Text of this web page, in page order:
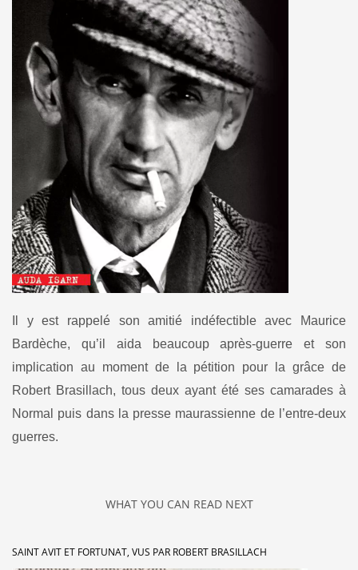
Il y est rappelé son amitié indéfectible avec Maurice
Bardèche, qu’il aida beaucoup après-guerre et son
implication au moment de la pétition pour la grâce de
Robert Brasillach, tous deux ayant été ses camarades à
Normal puis dans la presse maurassienne de l’entre-deux
guerres.
WHAT YOU CAN READ NEXT
SAINT AVIT ET FORTUNAT, VUS PAR ROBERT BRASILLACH